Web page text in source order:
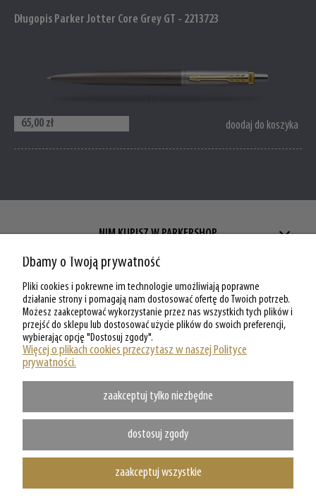
Długopis Parker Jotter Core Grey GT - 2213723
65,00 zł doodaj do koszyka
NIM KUPISZ W PARKERSHOP
ZAKUPY W PARKERSHOP
MOJE KONTO W PARKERSHOP
O PARKERSHOP
Dbamy o Twoją prywatność
Pliki cookies i pokrewne im technologie umożliwiają poprawne
działanie strony i pomagają nam dostosować ofertę do Twoich potrzeb.
Możesz zaakceptować wykorzystanie przez nas wszystkich tych plików i
przejść do sklepu lub dostosować użycie plików do swoich preferencji,
wybierając opcję "Dostosuj zgody".
Więcej o plikach cookies przeczytasz w naszej Polityce
prywatności.
zaakceptuj tylko niezbędne
dostosuj zgody
zaakceptuj wszystkie